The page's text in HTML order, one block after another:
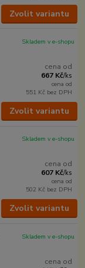
Zvolit variantu
cena od
667 Kč/ks
cena od
551 Kč bez DPH
Skladem v e-shopu
Zvolit variantu
cena od
607 Kč/ks
cena od
502 Kč bez DPH
Skladem v e-shopu
Zvolit variantu
cena od
Skladem v e-shopu